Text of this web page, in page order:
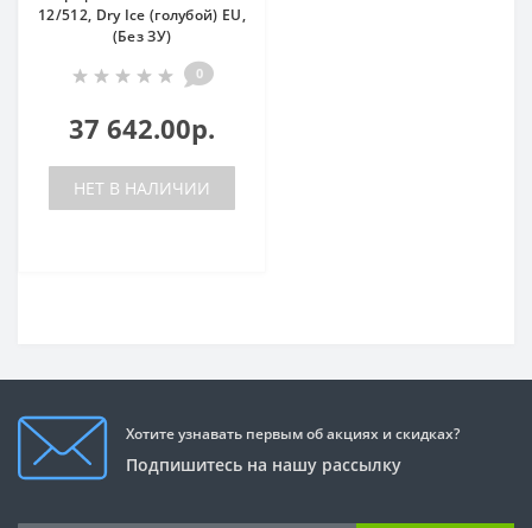
12/512, Dry Ice (голубой) EU,
(Без ЗУ)
0
37 642.00р.
НЕТ В НАЛИЧИИ
Хотите узнавать первым об акциях и скидках?
Подпишитесь на нашу рассылку